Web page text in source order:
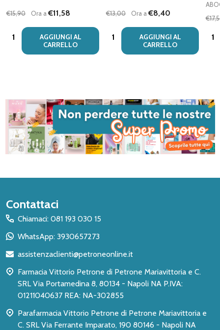
€15,90 Ora a€11,58
Quantità:
AGGIUNGI AL
CARRELLO
€13,00 Ora a€8,40
Quantità:
AGGIUNGI AL
CARRELLO
Inizio
del
piè
pagina
Contattaci
Chiamaci: 081 193 030 15
WhatsApp: 3930657273
assistenzaclienti@petroneonline.it
Farmacia Vittorio Petrone di Petrone Mariavittoria e C.
SRL Via Portamedina 8, 80134 - Napoli NA P.IVA:
01211040637 REA: NA-302855
Parafarmacia Vittorio Petrone di Petrone Mariavittoria e
C. SRL Via Ferrante Imparato, 190 80146 - Napoli NA